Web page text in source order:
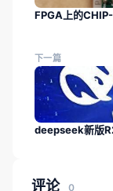
FPGA上的
下一篇
deepseek新版
评论 0